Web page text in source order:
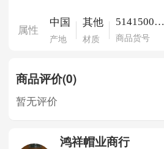
属性
中国
产地
其他
材质
514150060
684
商品货号
商品评价(0)
暂无评价
鸿祥帽业商行